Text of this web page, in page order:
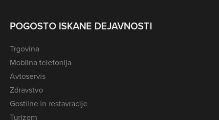
POGOSTO ISKANE DEJAVNOSTI
Trgovina
Mobilna telefonija
Avtoservis
Zdravstvo
Gostilne in restavracije
Turizem